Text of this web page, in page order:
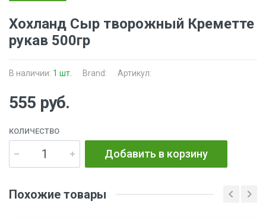
Хохланд Сыр творожный Креметте
рукав 500гр
В наличии: 1 шт. Brand: Артикул:
555 руб.
КОЛИЧЕСТВО
Добавить в корзину
Похожие товары